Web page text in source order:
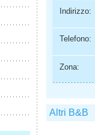
Indirizzo:
Telefono:
Zona:
Altri B&B